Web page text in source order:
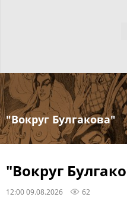
"Вокруг Булгакова"
"Вокруг
12:00 09.08.2026 62